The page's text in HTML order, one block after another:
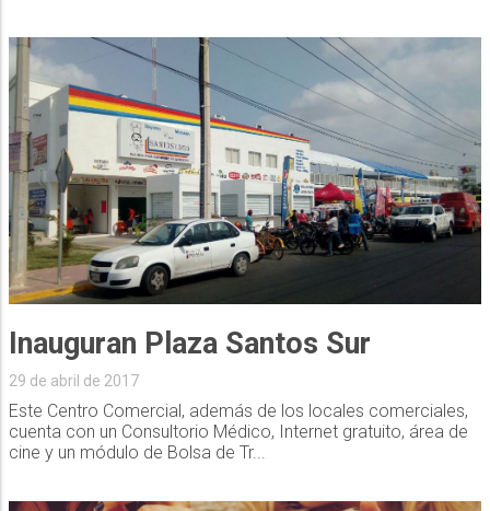
Inauguran Plaza Santos Sur
29 de abril de 2017
Este Centro Comercial, además de los locales comerciales,
cuenta con un Consultorio Médico, Internet gratuito, área de
cine y un módulo de Bolsa de Tr...